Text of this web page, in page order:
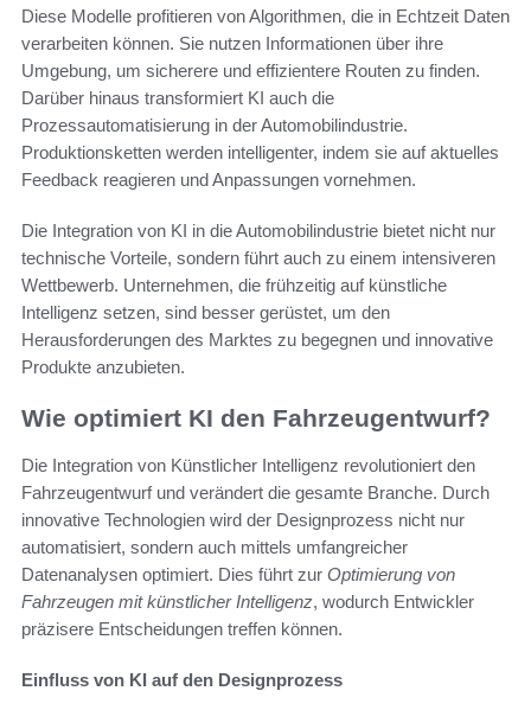
Diese Modelle profitieren von Algorithmen, die in Echtzeit Daten
verarbeiten können. Sie nutzen Informationen über ihre
Umgebung, um sicherere und effizientere Routen zu finden.
Darüber hinaus transformiert KI auch die
Prozessautomatisierung in der Automobilindustrie.
Produktionsketten werden intelligenter, indem sie auf aktuelles
Feedback reagieren und Anpassungen vornehmen.
Die Integration von KI in die Automobilindustrie bietet nicht nur
technische Vorteile, sondern führt auch zu einem intensiveren
Wettbewerb. Unternehmen, die frühzeitig auf künstliche
Intelligenz setzen, sind besser gerüstet, um den
Herausforderungen des Marktes zu begegnen und innovative
Produkte anzubieten.
Wie optimiert KI den Fahrzeugentwurf?
Die Integration von Künstlicher Intelligenz revolutioniert den
Fahrzeugentwurf und verändert die gesamte Branche. Durch
innovative Technologien wird der Designprozess nicht nur
automatisiert, sondern auch mittels umfangreicher
Datenanalysen optimiert. Dies führt zur Optimierung von
Fahrzeugen mit künstlicher Intelligenz, wodurch Entwickler
präzisere Entscheidungen treffen können.
Einfluss von KI auf den Designprozess